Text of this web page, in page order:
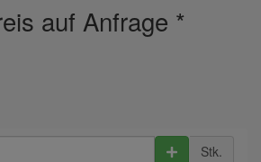
auf Anfrage *
Stk.